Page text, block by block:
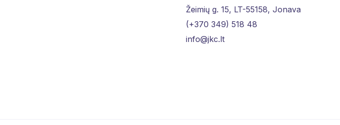
Žeimių g. 15, LT-55158, Jonava
(+370 349) 518 48
info@jkc.lt